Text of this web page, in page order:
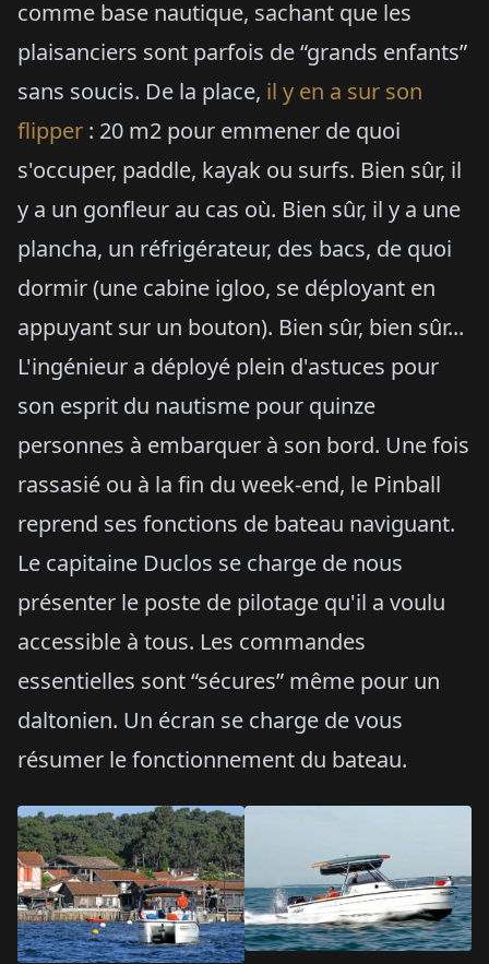
comme base nautique, sachant que les
plaisanciers sont parfois de “grands enfants”
sans soucis. De la place, il y en a sur son
flipper : 20 m2 pour emmener de quoi
s'occuper, paddle, kayak ou surfs. Bien sûr, il
y a un gonfleur au cas où. Bien sûr, il y a une
plancha, un réfrigérateur, des bacs, de quoi
dormir (une cabine igloo, se déployant en
appuyant sur un bouton). Bien sûr, bien sûr...
L'ingénieur a déployé plein d'astuces pour
son esprit du nautisme pour quinze
personnes à embarquer à son bord. Une fois
rassasié ou à la fin du week-end, le Pinball
reprend ses fonctions de bateau naviguant.
Le capitaine Duclos se charge de nous
présenter le poste de pilotage qu'il a voulu
accessible à tous. Les commandes
essentielles sont “sécures” même pour un
daltonien. Un écran se charge de vous
résumer le fonctionnement du bateau.